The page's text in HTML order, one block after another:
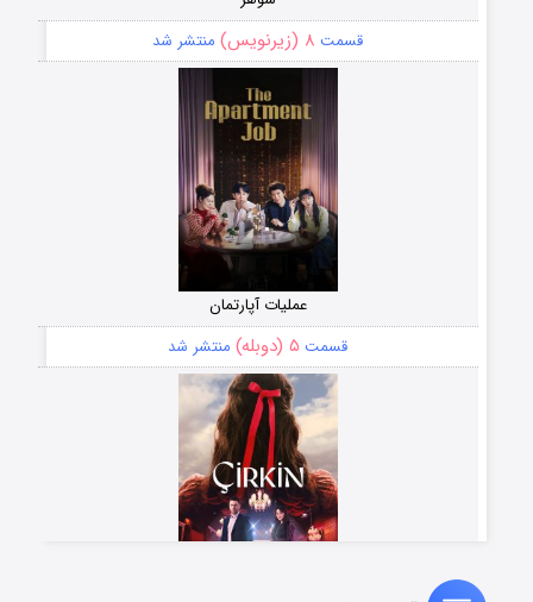
قسمت ۸ (زیرنویس) منتشر شد
عملیات آپارتمان
قسمت ۵ (دوبله) منتشر شد